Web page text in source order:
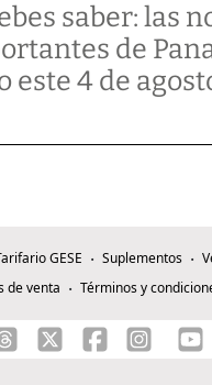
saber: las
de
este 4 de
GESE Suplementos
de venta
Términos y